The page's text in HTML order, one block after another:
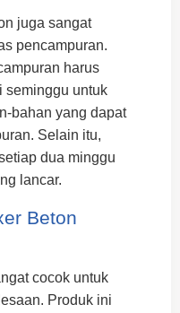
juga sangat
pencampuran.
harus
seminggu untuk
bahan yang dapat
Selain itu,
dua minggu
lancar.
Beton
cocok untuk
Produk ini